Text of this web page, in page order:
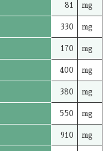
81 mg
330 mg
170 mg
400 mg
380 mg
550 mg
910 mg